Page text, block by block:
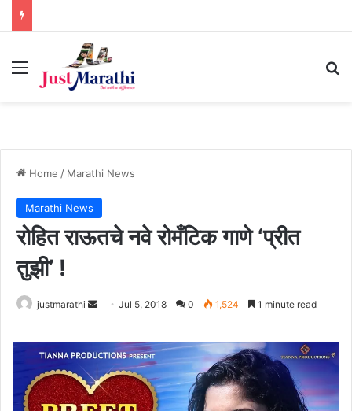
Menu
Home / Marathi News
Marathi News
रोहित राऊतचे नवे रोमँटिक गाणे ‘प्रीत
तुझी’ !
justmarathi
n
d
a
n
Jul 5, 2018 0 1,524 1 minute read